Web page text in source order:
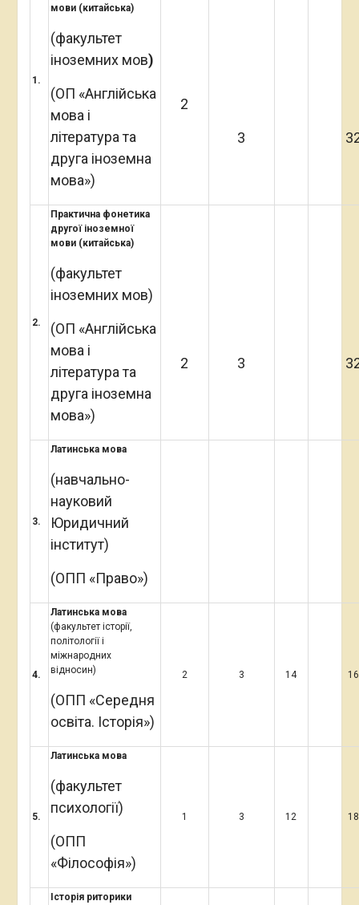
1.
мови (китайська)
(факультет
іноземних мов)
(ОП «Англійська
мова і
література та
друга іноземна
мова»)
2
3
2.
Практична фонетика
другої іноземної
мови (китайська)
(факультет
іноземних мов)
(ОП «Англійська
мова і
література та
друга іноземна
мова»)
2 3
3.
Латинська мова
(навчально-
науковий
Юридичний
інститут)
(ОПП «Право»)
4.
Латинська мова
(факультет історії,
політології і
міжнародних
відносин)
(ОПП «Середня
освіта. Історія»)
2 3 14 16
5.
Латинська мова
(факультет
психології)
(ОПП
«Філософія»)
1 3 12 18
Історія риторики